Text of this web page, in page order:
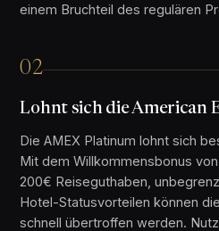
einem Bruchteil des regulären
02
Lohnt sich die American
Die AMEX Platinum lohnt sich
Mit dem Willkommensbonus
200€ Reiseguthaben,
Hotel-Statusvorteilen können
schnell übertroffen werden.